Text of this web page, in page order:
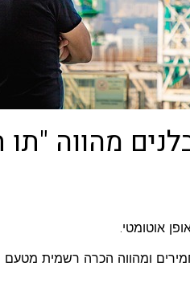
מהווה "תו
אוטומטי.
ומהווה הכרה רשמית